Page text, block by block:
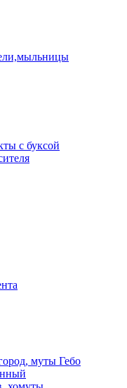
с буксой
муты Гебо